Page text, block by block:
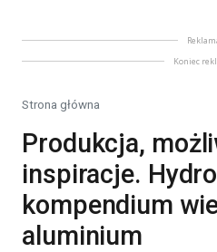
Koniec
Strona główna
Produkcja,
inspiracje.
kompendium
aluminium